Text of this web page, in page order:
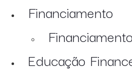
Financiamento
Educação